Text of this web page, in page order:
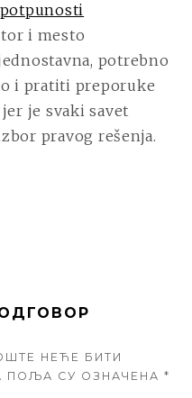
i mesto
potrebno
i pratiti preporuke
je svaki savet
pravog rešenja.
НЕЋЕ БИТИ
ПОЉА СУ ОЗНАЧЕНА *